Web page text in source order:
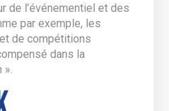
de l’événementiel et des
par exemple, les
de compétitions
dans la